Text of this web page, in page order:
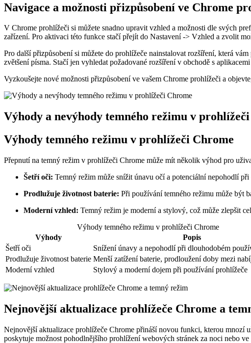
Navigace a možnosti přizpůsobení ve Chrome
V Chrome prohlížeči si můžete snadno upravit vzhled a možnosti dle svých
zařízení. Pro aktivaci této funkce stačí přejít do Nastavení -> Vzhled a zvolit
Pro další přizpůsobení si můžete do prohlížeče nainstalovat rozšíření, která
zvětšení písma. Stačí jen vyhledat požadované rozšíření v obchodě s
Vyzkoušejte nové možnosti přizpůsobení ve vašem Chrome prohlížeči a
Výhody a nevýhody temného režimu v
Výhody temného režimu v prohlížeči Chrome
Přepnutí na temný režim v prohlížeči Chrome může mít několik výhod pro
Šetří oči: Temný režim může snížit únavu očí a potenciální nepohodlí
Prodlužuje životnost baterie: Při používání temného režimu může být
Moderní vzhled: Temný režim je moderní a stylový, což může zlepšit
Výhody temného režimu v prohlížeči Chrome
Výhody
Popis
Šetří oči
Snížení únavy a nepohodlí při dlouhodobém
Prodlužuje životnost baterie Menší zatížení baterie, prodloužení doby mezi
Moderní vzhled
Stylový a moderní dojem při používání prohlížeče
Nejnovější aktualizace prohlížeče Chrome a
Nejnovější aktualizace prohlížeče Chrome přináší novou funkci, kterou mnozí
poskytuje možnost pohodlnějšího prohlížení webových stránek za noci nebo ve